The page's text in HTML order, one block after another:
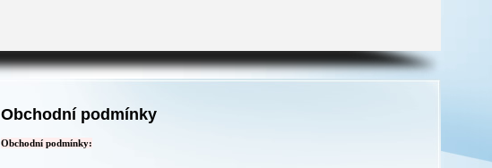
Obchodní podmínky
Obchodní podmínky: